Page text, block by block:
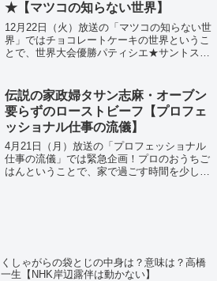
★【マツコの知らない世界】
12月22日（火）放送の「マツコの知らない世
界」ではチョコレートケーキの世界というこ
とで、世界大会優勝パティシエ★サントス・
伝説の家政婦タサン志麻・オーブン
要らずのローストビーフ【プロフェ
ッショナル仕事の流儀】
4月21日（月）放送の「プロフェッショナル
仕事の流儀」では緊急企画！プロのおうちご
はんということで、家で過ごす時間を少しで
くしゃがらの袋とじの中身は？意味は？高橋
一生【NHK岸辺露伴は動かない】